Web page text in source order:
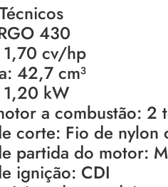
430
1,70 cv/hp
42,7 cm³
1,20 kW
a combustão: 2
corte: Fio de nylon
partida do motor:
ignição: CDI